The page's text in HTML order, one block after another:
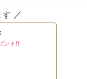
ント!!